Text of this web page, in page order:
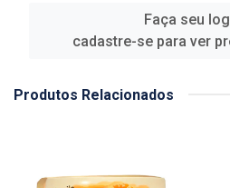
Faça seu
cadastre-se para ver
Produtos Relacionados